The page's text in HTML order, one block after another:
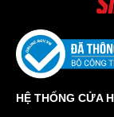
HỆ THỐNG CỬA